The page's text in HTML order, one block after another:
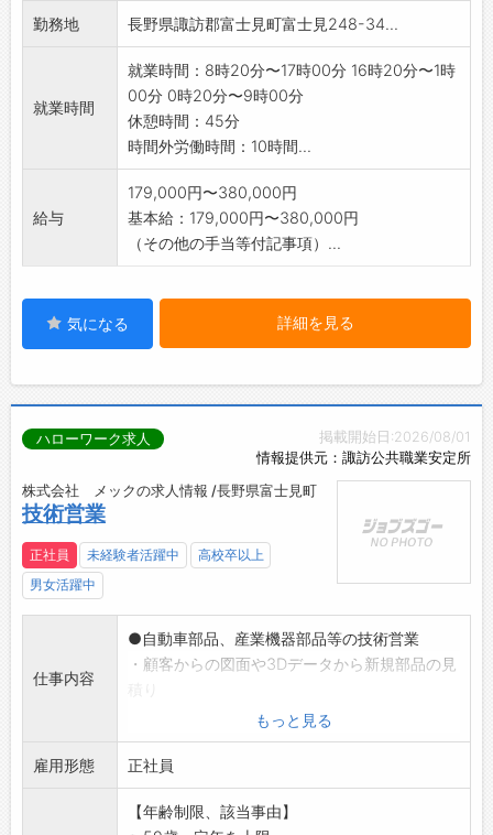
勤務地 長野県諏訪郡富士見町富士見248-34...
就業時間
就業時間：8時20分〜17時00分 16時20分〜1時
00分 0時20分〜9時00分
休憩時間：45分
時間外労働時間：10時間...
給与
179,000円〜380,000円
基本給：179,000円〜380,000円
（その他の手当等付記事項）...
気になる 詳細を見る
掲載開始日:2026/08/01
情報提供元：諏訪公共職業安定所
ハローワーク求人
株式会社 メックの求人情報 /長野県富士見町
技術営業
正社員 未経験者活躍中
高校卒以上
男女活躍中
仕事内容
●自動車部品、産業機器部品等の技術営業
・顧客からの図面や3Dデータから新規部品の見
(ダイカスト化へ向けた提案、受注(既存顧客が
メイン))
・受注部品の工程設定、方案
・金型、加工治具の手配
・試作部品の工場、外注への物流、品質確認、
もっと見る
雇用形態 正社員
【年齢制限、該当事由】